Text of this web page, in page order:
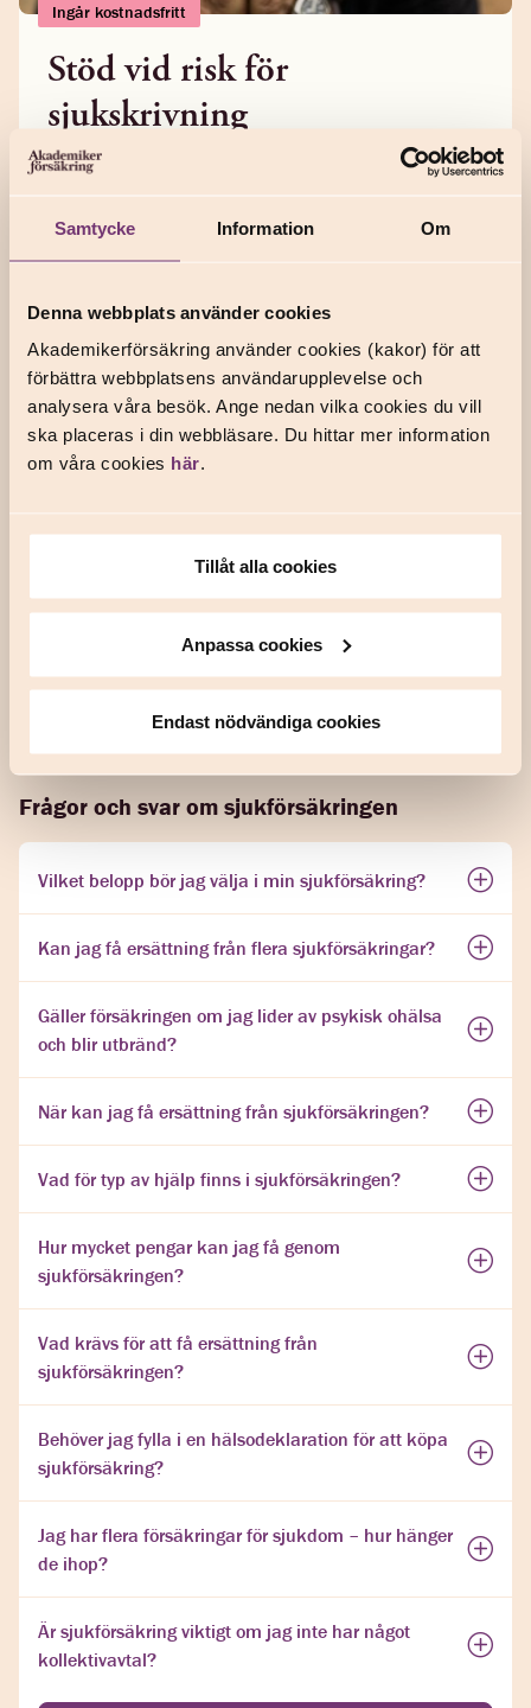
Samtycke Information Om
Denna webbplats använder cookies
Akademikerförsäkring använder cookies (kakor) för att
förbättra webbplatsens användarupplevelse och
analysera våra besök. Ange nedan vilka cookies du vill
ska placeras i din webbläsare. Du hittar mer information
om våra cookies här.
Tillåt alla cookies
Anpassa cookies
Endast nödvändiga cookies
Ingår kostnadsfritt
Stöd vid risk för
sjukskrivning
Om du inte mår bra och riskerar att bli sjukskriven kan
6 samtal för hälso- och rehabvägledning, 6 samtal för
arbetsgivare.
Dokument
För- och efterköpsinformation 2026
PDF
Frågor och svar om sjukförsäkringen
Vilket belopp bör jag välja i min sjukförsäkring?
Kan jag få ersättning från flera sjukförsäkringar?
Gäller försäkringen om jag lider av psykisk ohälsa
och blir utbränd?
När kan jag få ersättning från sjukförsäkringen?
Vad för typ av hjälp finns i sjukförsäkringen?
Hur mycket pengar kan jag få genom
sjukförsäkringen?
Vad krävs för att få ersättning från
sjukförsäkringen?
Behöver jag fylla i en hälsodeklaration för att köpa
sjukförsäkring?
Jag har flera försäkringar för sjukdom – hur hänger
de ihop?
Är sjukförsäkring viktigt om jag inte har något
kollektivavtal?